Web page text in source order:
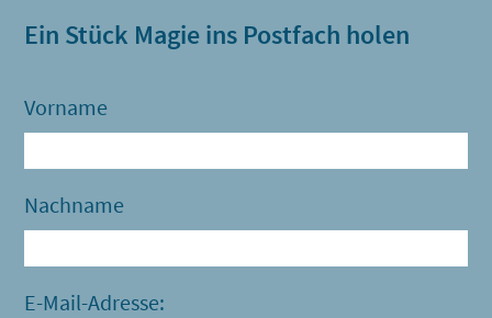
Ein Stück Magie ins Postfach holen
Vorname
Nachname
E-Mail-Adresse: